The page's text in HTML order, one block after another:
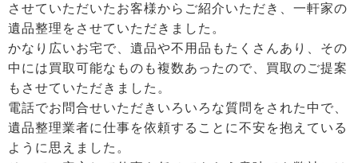
させていただいたお客様からご紹介いただき、一軒家の
遺品整理をさせていただきました。
かなり広いお宅で、遺品や不用品もたくさんあり、その
中には買取可能なものも複数あったので、買取のご提案
もさせていただきました。
電話でお問合せいただきいろいろな質問をされた中で、
遺品整理業者に仕事を依頼することに不安を抱えている
ように思えました。